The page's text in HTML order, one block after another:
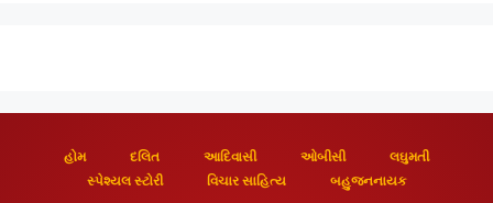
હોમ દલિત આદિવાસી ઓબીસી
લઘુમતી
સ્પેશ્યલ સ્ટોરી
વિચાર સાહિત્ય બહુજનનાયક